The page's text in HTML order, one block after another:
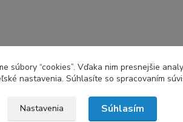
súbory “cookies”. Vďaka nim presnejšie
nastavenia. Súhlasíte so spracovaním
Nastavenia Súhlasím